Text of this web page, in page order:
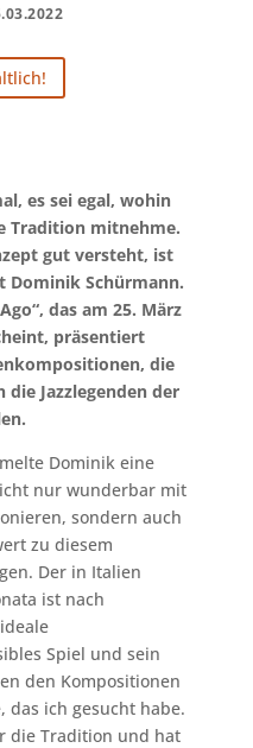
es sei egal, wohin
Tradition mitnehme.
gut versteht, ist
Dominik Schürmann.
das am 25. März
präsentiert
die
Jazzlegenden der
Dominik eine
nur wunderbar mit
sondern auch
zu diesem
Der in Italien
ist nach
Spiel und sein
den Kompositionen
das ich gesucht habe.
die Tradition und hat